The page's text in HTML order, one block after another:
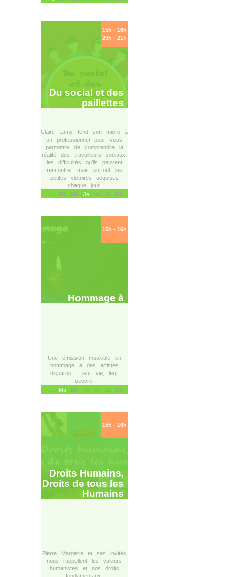
15h - 16h
20h - 21h
Du social et des
paillettes
Claire Lamy tend son micro à
un professionnel pour vous
permettre de comprendre la
réalité des travailleurs sociaux,
les difficultés qu’ils peuvent
rencontrer mais surtout les
petites victoires acquises
chaque jour.
Lu Ma Me JeVe Sa Di
15h - 16h
Hommage à
Une émission musicale en
hommage à des artistes
disparus : leur vie, leur
oeuvre.
Lu
MaMe Je Ve Sa Di
15h - 16h
Droits Humains,
Droits de tous les
Humains
Pierre Margerie et ses invités
nous rappellent les valeurs
humanistes et nos droits